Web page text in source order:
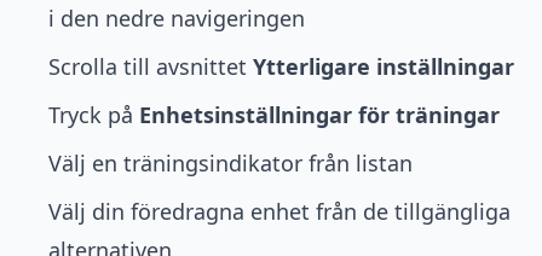
i den nedre navigeringen
Scrolla till avsnittet Ytterligare inställningar
Tryck på Enhetsinställningar för träningar
Välj en träningsindikator från listan
Välj din föredragna enhet från de tillgängliga
alternativen